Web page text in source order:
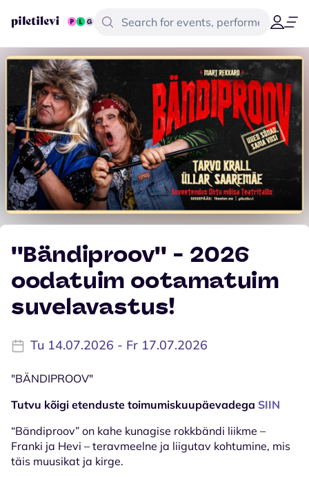
''Bändiproov'' - 2026
oodatuim ootamatuim
suvelavastus!
Tu 14.07.2026 - Fr 17.07.2026
"BÄNDIPROOV"
Tutvu kõigi etenduste toimumiskuupäevadega SIIN
“Bändiproov” on kahe kunagise rokkbändi liikme –
Franki ja Hevi – teravmeelne ja liigutav kohtumine, mis
täis muusikat ja kirge.